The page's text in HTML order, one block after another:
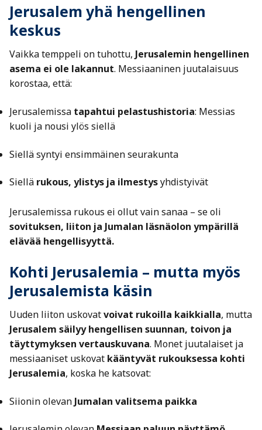
Jerusalem yhä hengellinen
keskus
Vaikka temppeli on tuhottu, Jerusalemin hengellinen
asema ei ole lakannut. Messiaaninen juutalaisuus
korostaa, että:
Jerusalemissa tapahtui pelastushistoria: Messias
kuoli ja nousi ylös siellä
Siellä syntyi ensimmäinen seurakunta
Siellä rukous, ylistys ja ilmestysyhdistyivät
Jerusalemissa rukous ei ollut vain sanaa – se oli
sovituksen, liiton ja Jumalan läsnäolon ympärillä
elävää hengellisyyttä.
Kohti Jerusalemia – mutta myös
Jerusalemista käsin
Uuden liiton uskovatvoivat rukoilla kaikkialla, mutta
Jerusalem säilyy hengellisen suunnan, toivon ja
täyttymyksen vertauskuvana. Monet juutalaiset ja
messiaaniset uskovat kääntyvät rukouksessa kohti
Jerusalemia, koska he katsovat:
Siionin olevan Jumalan valitsema paikka